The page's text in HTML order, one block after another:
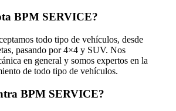
BPM SERVICE?
todo tipo de vehículos, desde
pasando por 4×4 y SUV. Nos
en general y somos expertos en la
de todo tipo de vehículos.
BPM SERVICE?